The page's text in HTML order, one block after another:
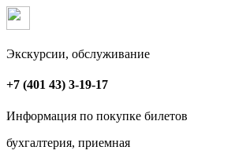
Экскурсии, обслуживание
+7 (401 43) 3-19-17
Информация по покупке билетов
бухгалтерия, приемная